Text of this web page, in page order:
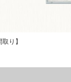
り】